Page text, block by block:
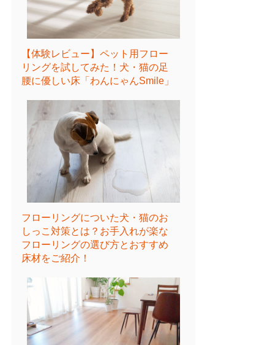
【体験レビュー】ペット用フロー
リングを試してみた！犬・猫の足
腰に優しい床「わんにゃんSmile」
フローリングについた犬・猫のお
しっこ対策とは？お手入れが楽な
フローリングの選び方とおすすめ
床材をご紹介！